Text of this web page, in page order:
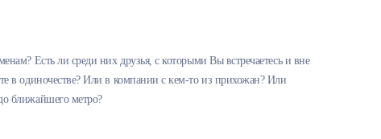
Есть ли среди них друзья, с которыми Вы встречаетесь и вне
в одиночестве? Или в компании с кем-то из прихожан? Или
ближайшего метро?